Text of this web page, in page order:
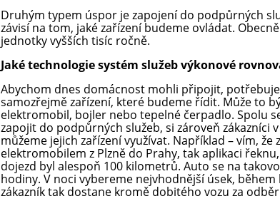
Druhým typem úspor je zapojení do podpůrných
závisí na tom, jaké zařízení budeme ovládat.
jednotky vyšších tisíc ročně.
Jaké technologie systém služeb výkonové
Abychom dnes domácnost mohli připojit,
samozřejmě zařízení, které budeme řídit. Může to
elektromobil, bojler nebo tepelné čerpadlo. Spolu
zapojit do podpůrných služeb, si zároveň zákazníci
můžeme jejich zařízení využívat. Například – vím,
elektromobilem z Plzně do Prahy, tak aplikaci
dojezd byl alespoň 100 kilometrů. Auto se na
hodiny. V noci vybereme nejvhodnější úsek,
zákazník tak dostane kromě dobitého vozu za